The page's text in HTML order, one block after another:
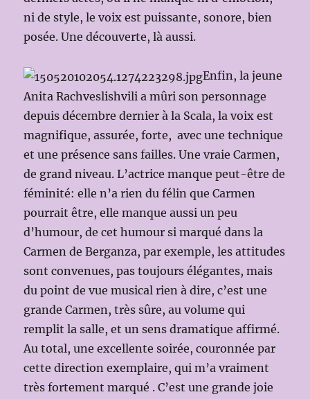
ni de style, le voix est puissante, sonore, bien
posée. Une découverte, là aussi.
Enfin, la jeune
Anita Rachveslishvili a mûri son personnage
depuis décembre dernier à la Scala, la voix est
magnifique, assurée, forte, avec une technique
et une présence sans failles. Une vraie Carmen,
de grand niveau. L’actrice manque peut-être de
féminité: elle n’a rien du félin que Carmen
pourrait être, elle manque aussi un peu
d’humour, de cet humour si marqué dans la
Carmen de Berganza, par exemple, les attitudes
sont convenues, pas toujours élégantes, mais
du point de vue musical rien à dire, c’est une
grande Carmen, très sûre, au volume qui
remplit la salle, et un sens dramatique affirmé.
Au total, une excellente soirée, couronnée par
cette direction exemplaire, qui m’a vraiment
très fortement marqué . C’est une grande joie